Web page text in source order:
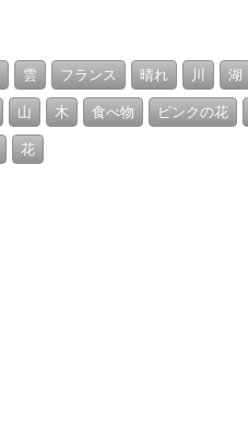
雲 フランス 晴れ 川 湖
山 木 食べ物 ピンクの花
花